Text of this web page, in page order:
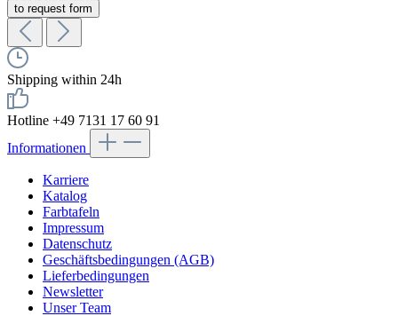
to request form
Shipping within 24h
Hotline +49 7131 17 60 91
Informationen
Karriere
Katalog
Farbtafeln
Impressum
Datenschutz
Geschäftsbedingungen (AGB)
Lieferbedingungen
Newsletter
Unser Team